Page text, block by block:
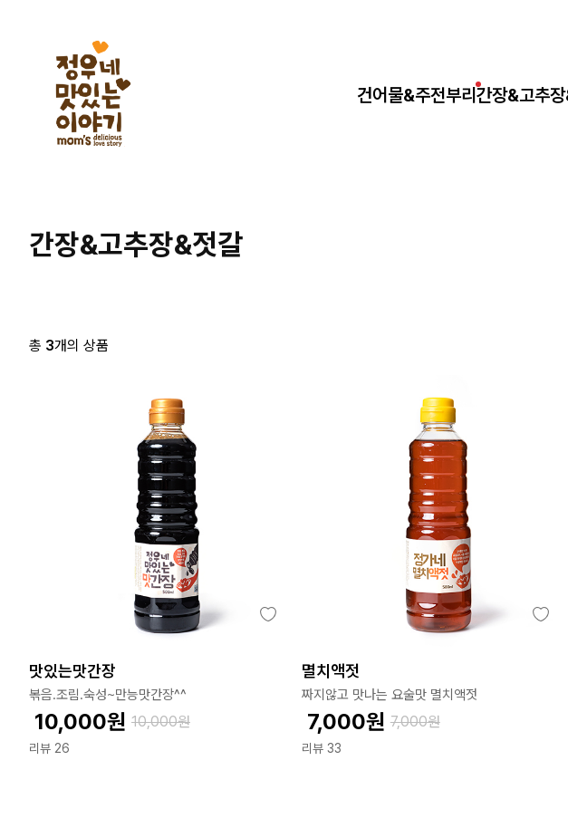
건어물&주전부리 간장&고추
간장&고추장&젓갈
총 3개의 상품
맛있는맛간장
볶음.조림.숙성~만능맛간장^^
10,000원 10,000원
리뷰 26
멸치액젓
짜지않고 맛나는 요술맛 멸치액젓
7,000원 7,000원
리뷰 33